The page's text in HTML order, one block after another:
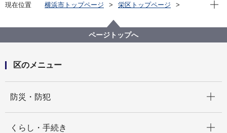
現在位置 横浜市トップページ
栄区トップページ
食料品の寄付をお願いします～フードドライブの実施
～
ページトップへ
区のメニュー
防災・防犯
くらし・手続き